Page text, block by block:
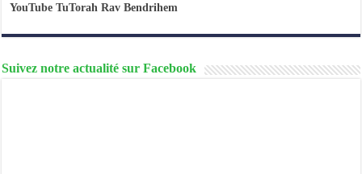
YouTube TuTorah Rav Bendrihem
Suivez notre actualité sur Facebook